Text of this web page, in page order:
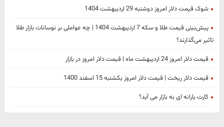
شوک قیمت دلار امروز دوشنبه 29 اردیبهشت 1404
پیش‌بینی قیمت طلا و سکه 7 اردیبهشت 1404 | چه عواملی بر نوسانات بازار طلا
تاثیر می‌گذارند؟
قیمت دلار امروز 24 اردیبهشت ماه | قیمت دلار امروز در بازار
قیمت دلار ریخت | قیمت دلار امروز یکشنبه 15 اسفند 1400
کارت یارانه ای به بازار می آید؟